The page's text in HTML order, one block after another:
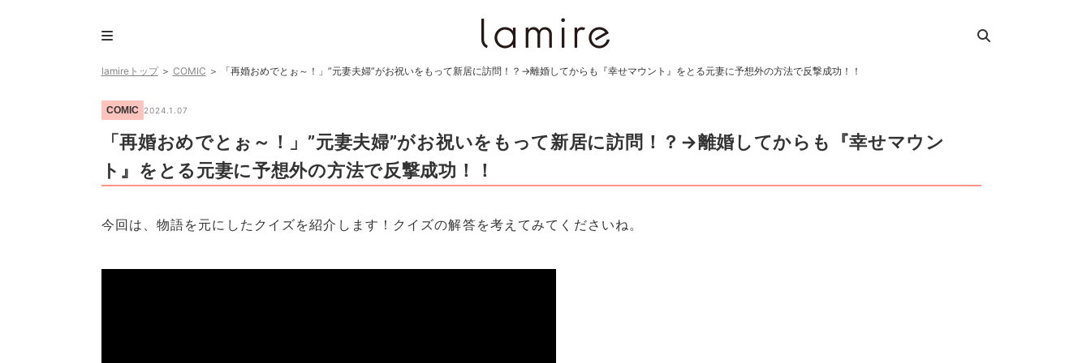
lamireトップ＞ COMIC ＞ 「再婚おめでとぉ～！」”元妻夫婦”がお祝いをもって新居に訪問！？→離婚してからも『幸せマウント』をとる元妻に予想外の方法で反撃成功！！
COMIC 2024.1.07
「再婚おめでとぉ～！」”元妻夫婦”がお祝いをもって新居に訪問！？→離婚してからも『幸せマウン
ト』をとる元妻に予想外の方法で反撃成功！！
今回は、物語を元にしたクイズを紹介します！クイズの解答を考えてみてくださいね。